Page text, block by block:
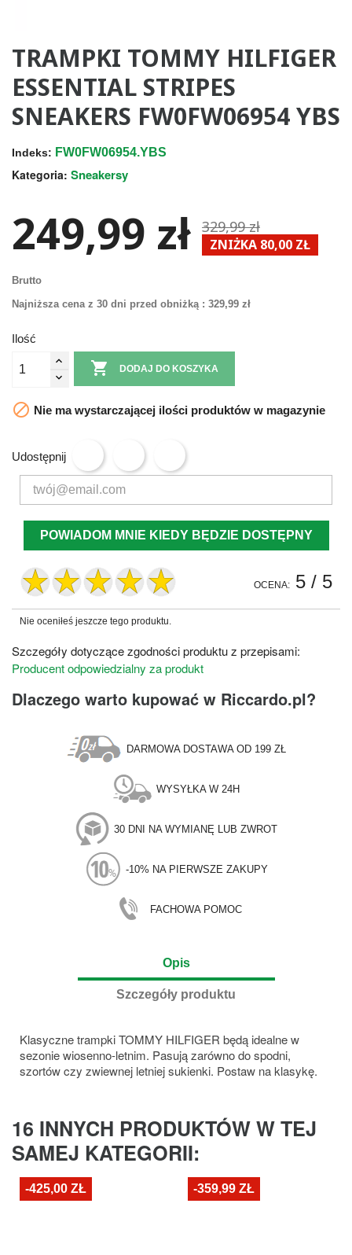
TRAMPKI TOMMY HILFIGER
ESSENTIAL STRIPES
SNEAKERS FW0FW06954 YBS
Indeks: FW0FW06954.YBS
Kategoria: Sneakersy
249,99 zł 329,99 zł
ZNIŻKA 80,00 ZŁ
Brutto
Najniższa cena z 30 dni przed obniżką : 329,99 zł
Ilość
 DODAJ DO KOSZYKA
 Nie ma wystarczającej ilości produktów w magazynie
Udostępnij
POWIADOM MNIE KIEDY BĘDZIE DOSTĘPNY
OCENA: 5 / 5
Nie oceniłeś jeszcze tego produktu.
Szczegóły dotyczące zgodności produktu z przepisami:
Producent odpowiedzialny za produkt
Dlaczego warto kupować w Riccardo.pl?
DARMOWA DOSTAWA OD 199 ZŁ
WYSYŁKA W 24H
30 DNI NA WYMIANĘ LUB ZWROT
-10% NA PIERWSZE ZAKUPY
FACHOWA POMOC
Opis
Szczegóły produktu
Klasyczne trampki TOMMY HILFIGER będą idealne w
sezonie wiosenno-letnim. Pasują zarówno do spodni,
szortów czy zwiewnej letniej sukienki. Postaw na klasykę.
16 INNYCH PRODUKTÓW W TEJ
SAMEJ KATEGORII:
-425,00 ZŁ -359,99 ZŁ